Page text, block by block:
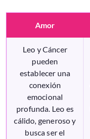
Amor
Leo y Cáncer
pueden
establecer una
conexión
emocional
profunda. Leo es
cálido, generoso y
busca ser el